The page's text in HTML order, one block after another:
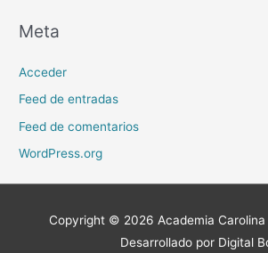
Meta
Acceder
Feed de entradas
Feed de comentarios
WordPress.org
Copyright © 2026 Academia
Desarrollado por Digital